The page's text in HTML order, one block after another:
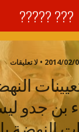
??? ?????
02/01 • لا تعليقات
بن جدو